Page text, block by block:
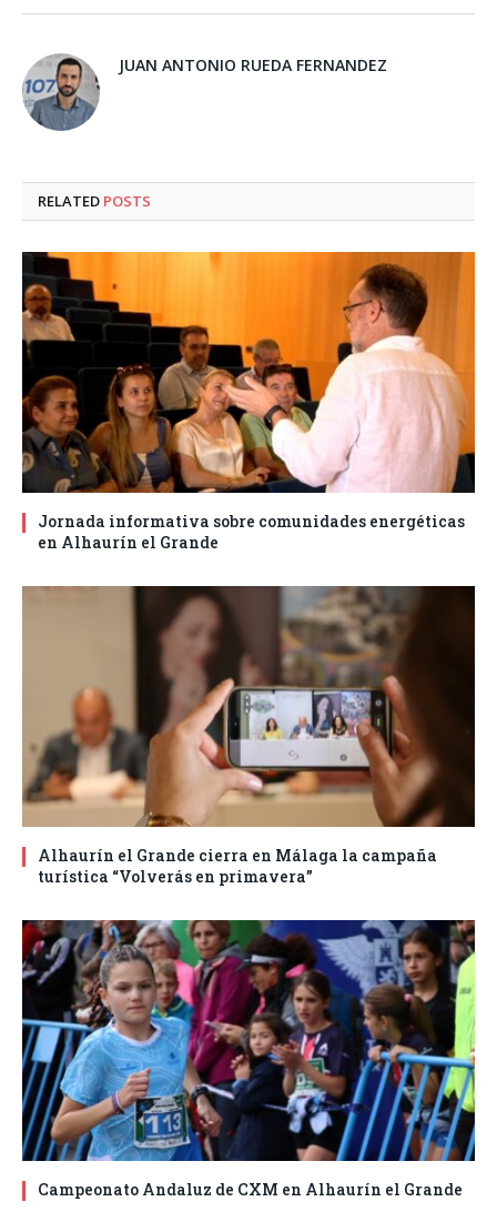
JUAN ANTONIO RUEDA FERNANDEZ
RELATED POSTS
Jornada informativa sobre comunidades energéticas
en Alhaurín el Grande
Alhaurín el Grande cierra en Málaga la campaña
turística “Volverás en primavera”
Campeonato Andaluz de CXM en Alhaurín el Grande